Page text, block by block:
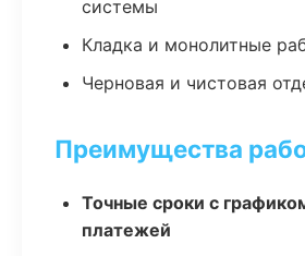
системы
Кладка и монолитные
Черновая и чистовая
Преимущества
Точные сроки с
платежей